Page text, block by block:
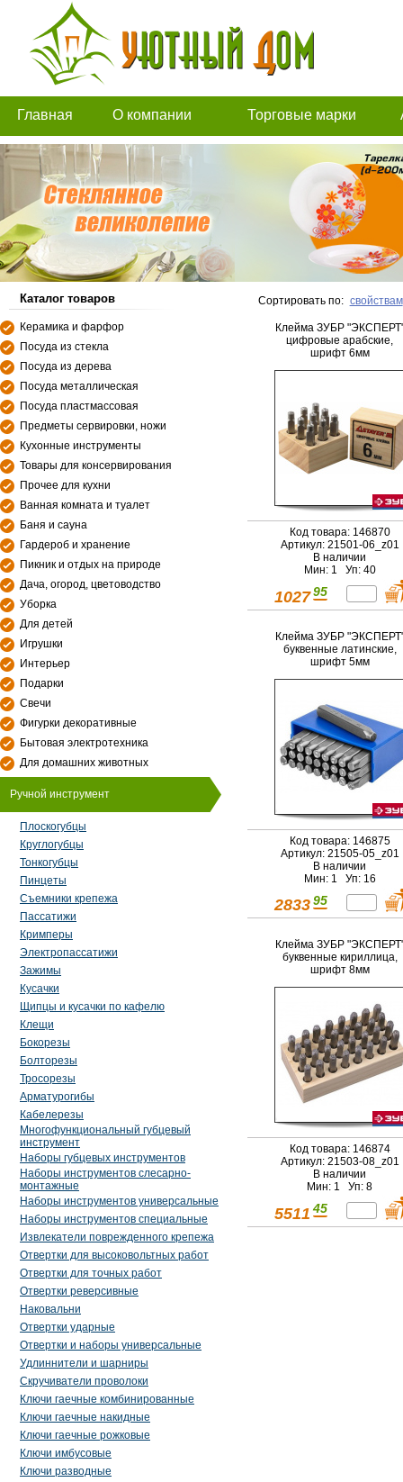
Главная О компании Торговые марки
Каталог товаров
Керамика и фарфор
Посуда из стекла
Посуда из дерева
Посуда металлическая
Посуда пластмассовая
Предметы сервировки, ножи
Кухонные инструменты
Товары для консервирования
Прочее для кухни
Ванная комната и туалет
Баня и сауна
Гардероб и хранение
Пикник и отдых на природе
Дача, огород, цветоводство
Уборка
Для детей
Игрушки
Интерьер
Подарки
Свечи
Фигурки декоративные
Бытовая электротехника
Для домашних животных
Ручной инструмент
Плоскогубцы
Круглогубцы
Тонкогубцы
Пинцеты
Съемники крепежа
Пассатижи
Кримперы
Электропассатижи
Зажимы
Кусачки
Щипцы и кусачки по кафелю
Клещи
Бокорезы
Болторезы
Тросорезы
Арматурогибы
Кабелерезы
Многофункциональный губцевый
инструмент
Наборы губцевых инструментов
Наборы инструментов слесарно-
монтажные
Наборы инструментов универсальные
Наборы инструментов специальные
Извлекатели поврежденного крепежа
Отвертки для высоковольтных работ
Отвертки для точных работ
Отвертки реверсивные
Наковальни
Отвертки ударные
Отвертки и наборы универсальные
Удлиннители и шарниры
Скручиватели проволоки
Ключи гаечные комбинированные
Ключи гаечные накидные
Ключи гаечные рожковые
Ключи имбусовые
Ключи разводные
Сортировать по: свойствам
Клейма ЗУБР
цифровые арабские,
шрифт 6мм
Код товара: 146870
Артикул: 21501-06_z01
В наличии
Мин: 1 Уп: 40
1027 95
Клейма ЗУБР
буквенные латинские,
шрифт 5мм
Код товара: 146875
Артикул: 21505-05_z01
В наличии
Мин: 1 Уп: 16
2833 95
Клейма ЗУБР
буквенные кириллица,
шрифт 8мм
Код товара: 146874
Артикул: 21503-08_z01
В наличии
Мин: 1 Уп: 8
5511 45